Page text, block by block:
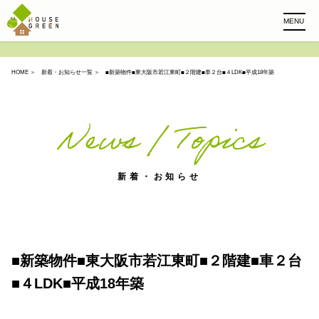
MENU
HOME ＞ 新着・お知らせ一覧 ＞ ■新築物件■東大阪市若江東町■２階建■車２台■４LDK■平成18年築
News / Topics
新着・お知らせ
■新築物件■東大阪市若江東町■２階建■車２台
■４LDK■平成18年築